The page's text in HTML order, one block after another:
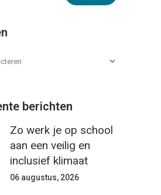
berichten
Zo werk je op school
aan een veilig en
inclusief klimaat
06 augustus, 2026